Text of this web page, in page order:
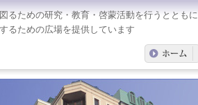
るための研究・教育・啓蒙活動を行うとともに
るための広場を提供しています